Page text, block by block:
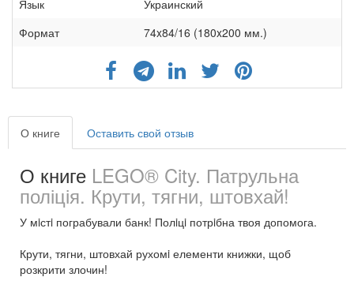
Язык
Украинский
Формат
74x84/16 (180x200 мм.)
О книге Оставить свой отзыв
О книге LEGO® City. Патрульна
поліція. Крути, тягни, штовхай!
У мiстi пограбували банк! Полiцi потрiбна твоя допомога.
Крути, тягни, штовхай рухомi елементи книжки, щоб
розкрити злочин!